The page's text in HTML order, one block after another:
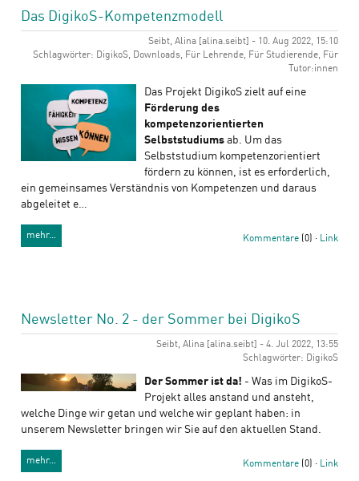
Das DigikoS-Kompetenzmodell
Seibt, Alina [alina.seibt] - 10. Aug 2022, 15:10
Schlagwörter: DigikoS, Downloads, Für Lehrende, Für Studierende, Für
Tutor:innen
Das Projekt DigikoS zielt auf eine
Förderung des
kompetenzorientierten
Selbststudiums ab. Um das
Selbststudium kompetenzorientiert
fördern zu können, ist es erforderlich,
ein gemeinsames Verständnis von Kompetenzen und daraus
abgeleitet e…
mehr… Kommentare (0) · Link
Newsletter No. 2 - der Sommer bei DigikoS
Seibt, Alina [alina.seibt] - 4. Jul 2022, 13:55
Schlagwörter: DigikoS
Der Sommer ist da! - Was im DigikoS-
Projekt alles anstand und ansteht,
welche Dinge wir getan und welche wir geplant haben: in
unserem Newsletter bringen wir Sie auf den aktuellen Stand.
mehr… Kommentare (0) · Link